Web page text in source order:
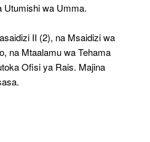
Utumishi wa Umma.
II (2), na Msaidizi wa
na Mtaalamu wa Tehama
Ofisi ya Rais. Majina